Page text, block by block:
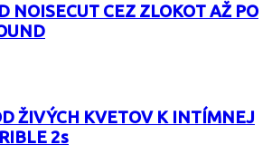
NOISECUT CEZ ZLOKOT AŽ PO
ŽIVÝCH KVETOV K INTÍMNEJ
2s